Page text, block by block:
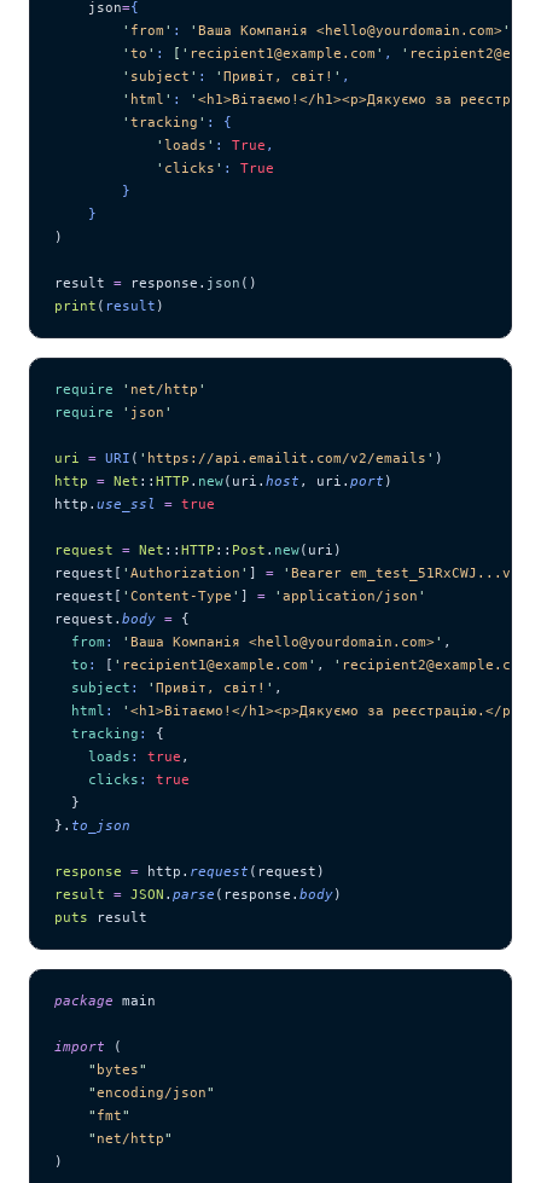
    json
={
        '
from ' : ' Ваша Компанія <hello@yourdomain.com>'
        '
to ' : [ ' recipient1@example.com ' , '
        '
subject ' : ' Привіт, світ! ' ,
        '
html ' : ' <h1>Вітаємо!</h1><p>Дякуємо за
        '
tracking ' : {
            '
loads ' : True ,
            '
clicks ' : True
        }
    }
)
result = response. json ()
print ( result )
require ' net/http '
require ' json '
uri = URI ( ' https://api.emailit.com/v2/emails ' )
http = Net :: HTTP . new(uri. host , uri. port )
http. use_ssl = true
request = Net :: HTTP :: Post . new(uri)
request[ ' Authorization ' ] = ' Bearer
request[ ' Content-Type ' ] = ' application/json '
request. body = {
  from
: ' Ваша Компанія <hello@yourdomain.com>' ,
  to
: [ ' recipient1@example.com ' , ' recipient2@example.com
  subject
: ' Привіт, світ! ' ,
  html
: ' <h1>Вітаємо!</h1><p>Дякуємо за реєстрацію.</p>
  tracking
:
{
    loads
: true ,
    clicks
:
true
  }
}. to_json
response = http. request (request)
result = JSON . parse (response. body)
puts result
package main
import (
    "
bytes"
    "
encoding/json"
    "
fmt"
    "
net/http"
)